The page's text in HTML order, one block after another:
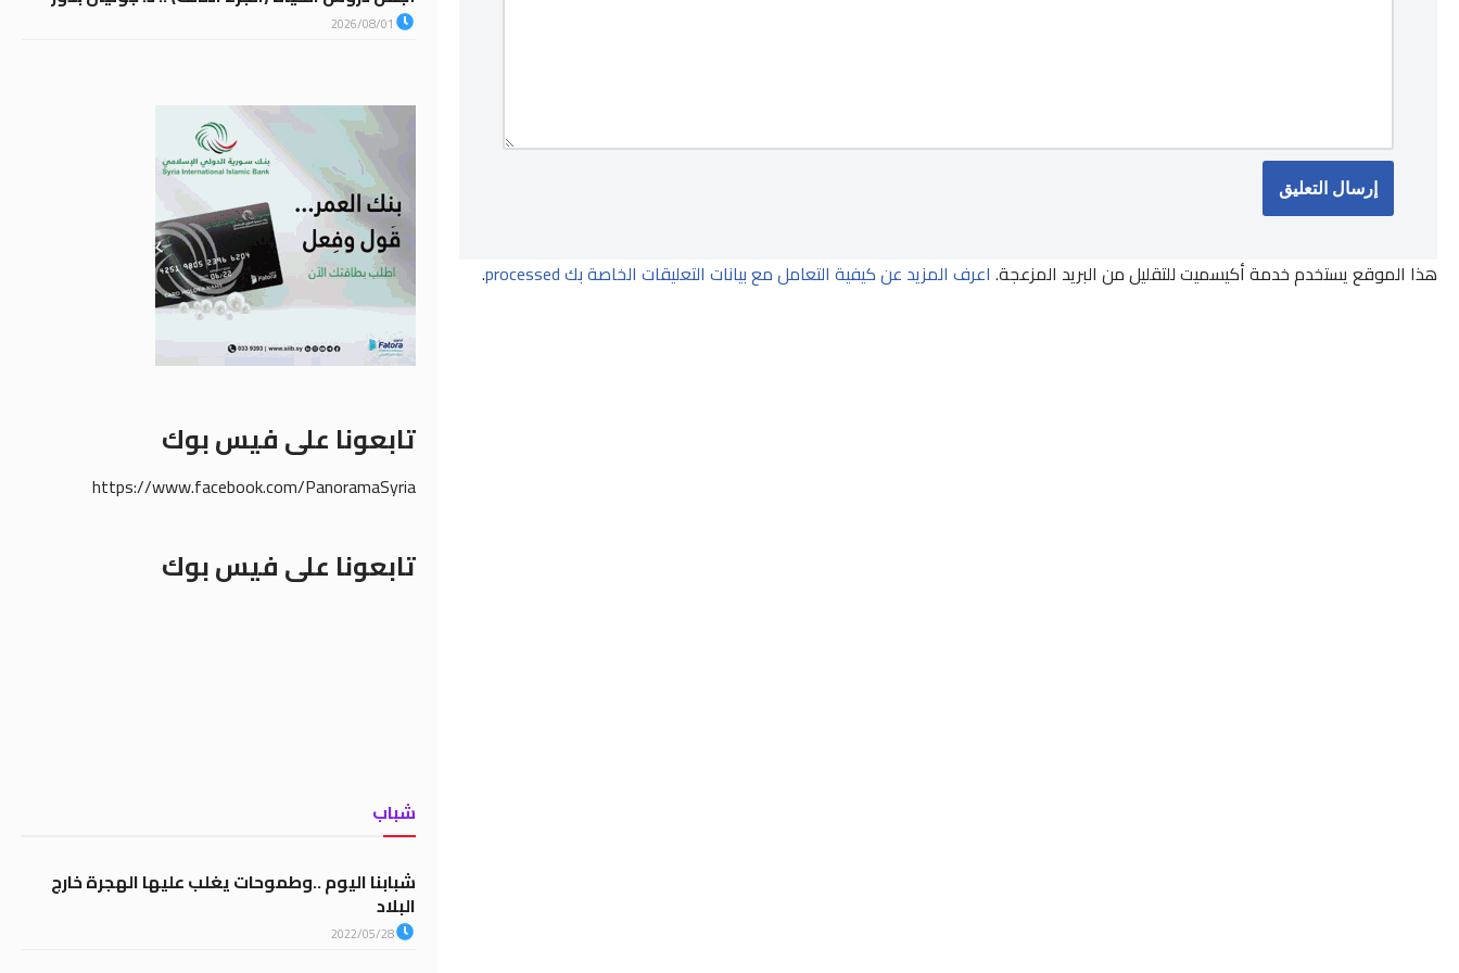
هذا الموقع يستخدم خدمة أكيسميت للتقليل من البريد المزعجة. اعرف المزيد عن كيفية التعامل مع بيانات التعليقات الخاصة بك processed .
2026/08/01
تابعونا على فيس بوك
https://www.facebook.com/PanoramaSyria
تابعونا على فيس بوك
شباب
شبابنا اليوم ..وطموحات يغلب عليها الهجرة خارج
البلاد
2022/05/28